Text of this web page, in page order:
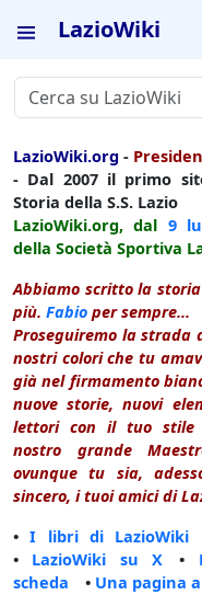
LazioWiki
LazioWiki.org -
- Dal 2007 il primo
Storia della S.S. Lazio
LazioWiki.org, dal 9
della Società Sportiva
Abbiamo scritto la
più. Fabio per sempre...
Proseguiremo la
nostri colori che tu
già nel firmamento
nuove storie, nuovi
lettori con il tuo stile
nostro grande
ovunque tu sia,
sincero, i tuoi amici di
•I libri di LazioWiki
• LazioWiki su X •
scheda • Una pagina